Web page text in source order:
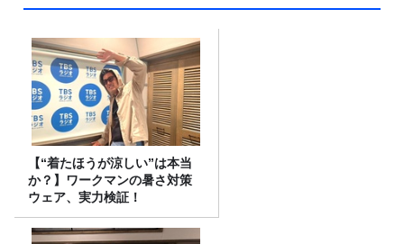
【“着たほうが涼しい”は本当
か？】ワークマンの暑さ対策
ウェア、実力検証！